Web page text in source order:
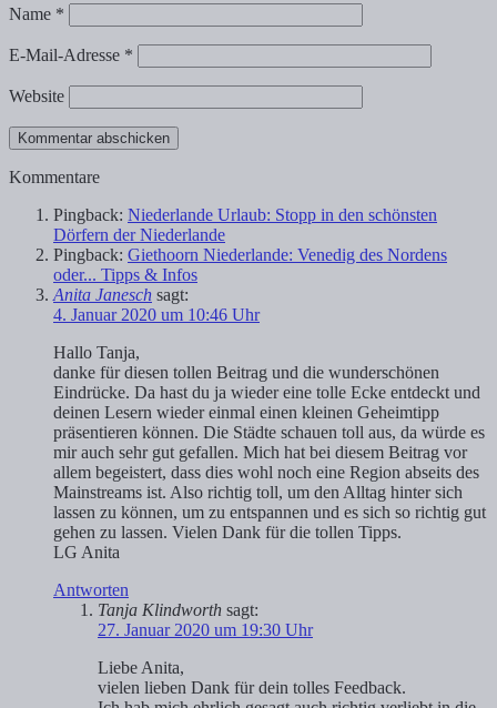
Name *
E-Mail-Adresse *
Website
Kommentare
Pingback: Niederlande Urlaub: Stopp in den schönsten
Dörfern der Niederlande
Pingback: Giethoorn Niederlande: Venedig des Nordens
oder... Tipps & Infos
Anita Janesch sagt:
4. Januar 2020 um 10:46 Uhr
Hallo Tanja,
danke für diesen tollen Beitrag und die wunderschönen
Eindrücke. Da hast du ja wieder eine tolle Ecke entdeckt und
deinen Lesern wieder einmal einen kleinen Geheimtipp
präsentieren können. Die Städte schauen toll aus, da würde es
mir auch sehr gut gefallen. Mich hat bei diesem Beitrag vor
allem begeistert, dass dies wohl noch eine Region abseits des
Mainstreams ist. Also richtig toll, um den Alltag hinter sich
lassen zu können, um zu entspannen und es sich so richtig gut
gehen zu lassen. Vielen Dank für die tollen Tipps.
LG Anita
Antworten
Tanja Klindworth sagt:
27. Januar 2020 um 19:30 Uhr
Liebe Anita,
vielen lieben Dank für dein tolles Feedback.